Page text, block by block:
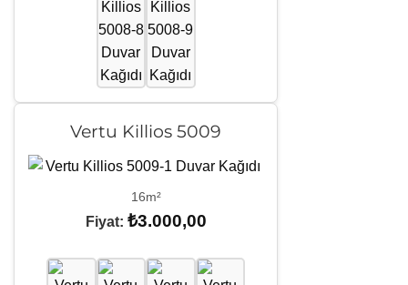
Vertu Killios 5009
16m²
Fiyat: ₺3.000,00